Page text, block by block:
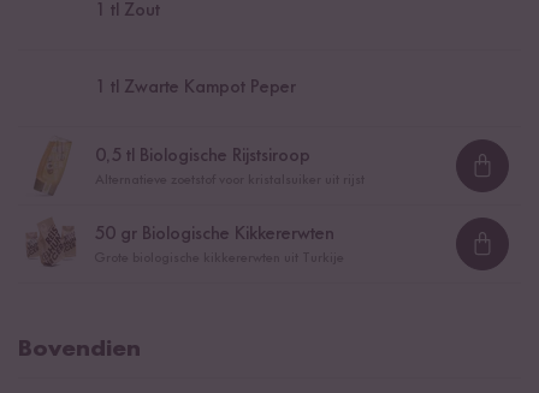
1 tl Zout
1 tl Zwarte Kampot Peper
0,5 tl Biologische Rijstsiroop
50 gr Biologische Kikkererwten
Bovendien